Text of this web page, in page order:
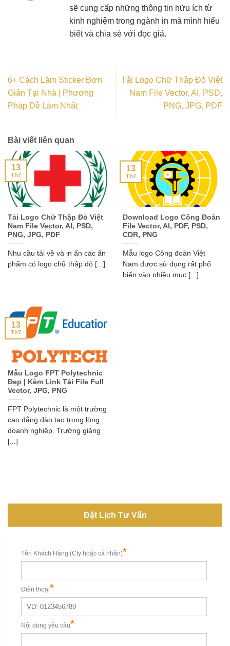
sẽ cung cấp những thông tin hữu ích từ
kinh nghiệm trong ngành in mà mình hiểu
biết và chia sẻ với đọc giả.
6+ Cách Làm Sticker Đơn
Giản Tại Nhà | Phương
Pháp Dễ Làm Nhất
Tải Logo Chữ Thập Đỏ Việt
Nam File Vector, AI, PSD,
PNG, JPG, PDF
Bài viết liên quan
Tải Logo Chữ Thập Đỏ Việt
Nam File Vector, AI, PSD,
PNG, JPG, PDF
Nhu cầu tải về và in ấn các ấn
phẩm có logo chữ thập đỏ [...]
13
Th7
Download Logo Công Đoàn
File Vector, AI, PDF, PSD,
CDR, PNG
Mẫu logo Công đoàn Việt
Nam được sử dụng rất phổ
biến vào nhiều mục [...]
13
Th7
Mẫu Logo FPT Polytechnic
Đẹp | Kèm Link Tải File Full
Vector, JPG, PNG
FPT Polytechnic là một trường
cao đẳng đào tạo trong lòng
doanh nghiệp. Trường giảng
[...]
13
Th7
Đặt Lịch Tư Vấn